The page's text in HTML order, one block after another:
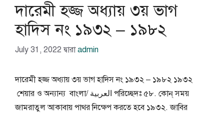
দারেমী হজ্জ অধ্যায় ৩য় ভাগ
হাদিস নং ১৯৩২ – ১৯৮২
July 31, 2022 দ্বারাadmin
দারেমী হজ্জ অধ্যায় ৩য় ভাগ হাদিস নং ১৯৩২ – ১৯৮২ ১৯৩২
শেয়ার ও অন্যান্য বাংলা/ العربية পরিচ্ছেদঃ ৫৮. কোন্ সময়
জামরাতুল আকাবায় পাথর নিক্ষেপ করতে হবে ১৯৩২. জাবির